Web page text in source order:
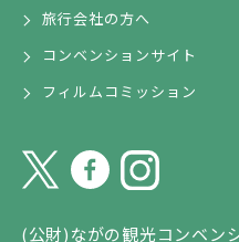
(公財)ながの観光コンベン
旅行会社の方へ
コンベンションサイト
フィルムコミッション